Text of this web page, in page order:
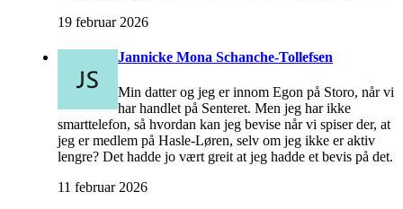
19 februar 2026
Jannicke Mona Schanche-Tollefsen
Min datter og jeg er innom Egon på Storo, når vi
har handlet på Senteret. Men jeg har ikke
smarttelefon, så hvordan kan jeg bevise når vi spiser der, at
jeg er medlem på Hasle-Løren, selv om jeg ikke er aktiv
lengre? Det hadde jo vært greit at jeg hadde et bevis på det.
11 februar 2026